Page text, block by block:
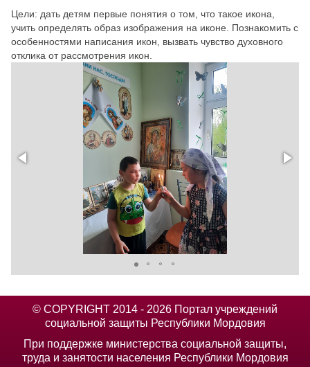
Цели: дать детям первые понятия о том, что такое икона,
учить определять образ изображения на иконе. Познакомить с
особенностями написания икон, вызвать чувство духовного
отклика от рассмотрения икон.
© COPYRIGHT 2014 - 2026 Портал учреждений
социальной защиты Республики Мордовия
При поддержке министерства социальной защиты,
труда и занятости населения Республики Мордовия